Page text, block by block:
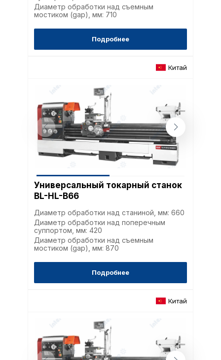
Диаметр обработки над съемным
мостиком (gap), мм: 710
Подробнее
Китай
Универсальный токарный станок
BL-HL-B66
Диаметр обработки над станиной, мм: 660
Диаметр обработки над поперечным
суппортом, мм: 420
Диаметр обработки над съемным
мостиком (gap), мм: 870
Подробнее
Китай
Настройте параметры
файлов cookie
Вы можете настроить
каждого типа файлов
типа «технические
Ваш выбор настроек на
настроек файлов cookie
согласие) в любое
верхней части
Перед тем как
параметров
можете ознакомиться с
списком файлов cookie
Технические
cookie-файлы